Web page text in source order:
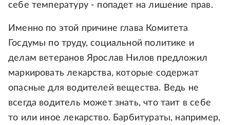
себе температуру - попадет на лишение прав.
Именно по этой причине глава Комитета
Госдумы по труду, социальной политике и
делам ветеранов Ярослав Нилов предложил
маркировать лекарства, которые содержат
опасные для водителей вещества. Ведь не
всегда водитель может знать, что таит в себе
то или иное лекарство. Барбитураты, например,